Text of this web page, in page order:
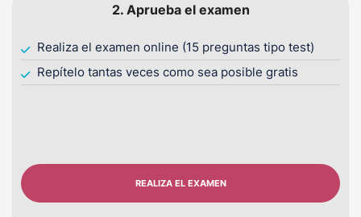
2. Aprueba el examen
Realiza el examen online (15 preguntas tipo test)
Repítelo tantas veces como sea posible gratis
REALIZA EL EXAMEN